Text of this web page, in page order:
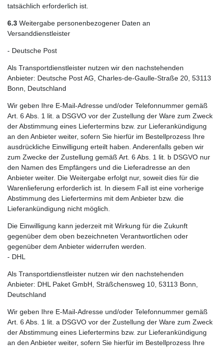
tatsächlich erforderlich ist.
6.3 Weitergabe personenbezogener Daten an
Versanddienstleister
- Deutsche Post
Als Transportdienstleister nutzen wir den nachstehenden
Anbieter: Deutsche Post AG, Charles-de-Gaulle-Straße 20, 53113
Bonn, Deutschland
Wir geben Ihre E-Mail-Adresse und/oder Telefonnummer gemäß
Art. 6 Abs. 1 lit. a DSGVO vor der Zustellung der Ware zum Zweck
der Abstimmung eines Liefertermins bzw. zur Lieferankündigung
an den Anbieter weiter, sofern Sie hierfür im Bestellprozess Ihre
ausdrückliche Einwilligung erteilt haben. Anderenfalls geben wir
zum Zwecke der Zustellung gemäß Art. 6 Abs. 1 lit. b DSGVO nur
den Namen des Empfängers und die Lieferadresse an den
Anbieter weiter. Die Weitergabe erfolgt nur, soweit dies für die
Warenlieferung erforderlich ist. In diesem Fall ist eine vorherige
Abstimmung des Liefertermins mit dem Anbieter bzw. die
Lieferankündigung nicht möglich.
Die Einwilligung kann jederzeit mit Wirkung für die Zukunft
gegenüber dem oben bezeichneten Verantwortlichen oder
gegenüber dem Anbieter widerrufen werden.
- DHL
Als Transportdienstleister nutzen wir den nachstehenden
Anbieter: DHL Paket GmbH, Sträßchensweg 10, 53113 Bonn,
Deutschland
Wir geben Ihre E-Mail-Adresse und/oder Telefonnummer gemäß
Art. 6 Abs. 1 lit. a DSGVO vor der Zustellung der Ware zum Zweck
der Abstimmung eines Liefertermins bzw. zur Lieferankündigung
an den Anbieter weiter, sofern Sie hierfür im Bestellprozess Ihre